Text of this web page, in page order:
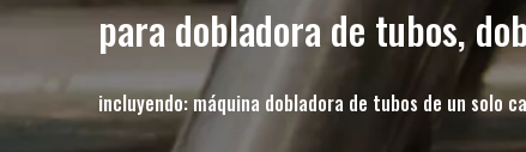
para dobladora de tubos,
incluyendo: máquina dobladora de tubos de un solo